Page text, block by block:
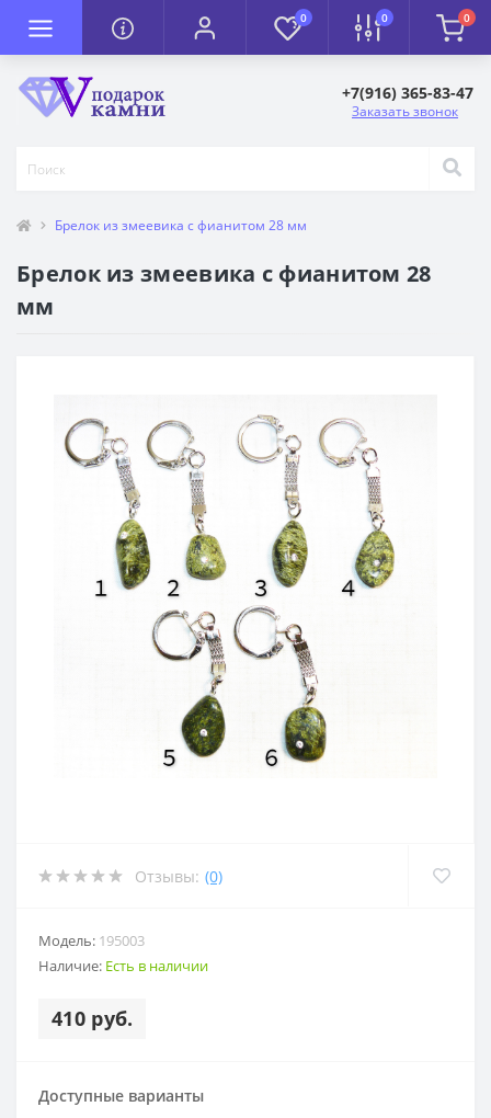
0 0 0
+7(916) 365-83-47
Заказать звонок
Брелок из змеевика с фианитом 28 мм
Брелок из змеевика с фианитом 28
мм
Отзывы: (0)
Модель: 195003
Наличие: Есть в наличии
410 руб.
Доступные варианты